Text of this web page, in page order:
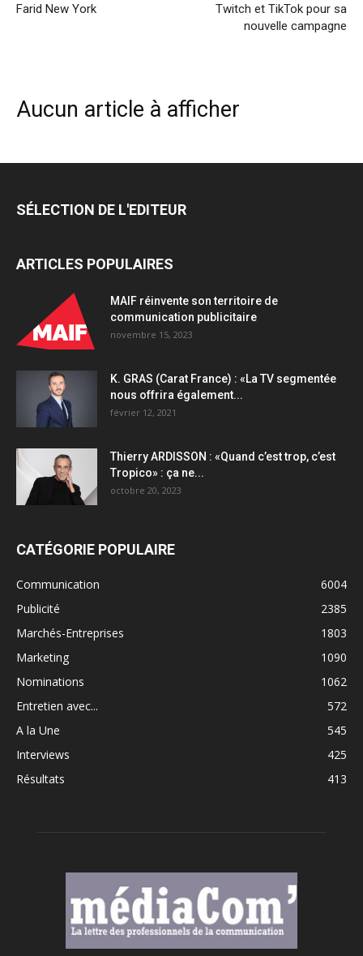
Farid New York
Twitch et TikTok pour sa
nouvelle campagne
Aucun article à afficher
SÉLECTION DE L'EDITEUR
ARTICLES POPULAIRES
MAIF réinvente son territoire de
communication publicitaire
novembre 15, 2023
K. GRAS (Carat France) : «La TV segmentée
nous offrira également...
février 12, 2021
Thierry ARDISSON : «Quand c’est trop, c’est
Tropico» : ça ne...
octobre 20, 2023
CATÉGORIE POPULAIRE
Communication
6004
Publicité
2385
Marchés-Entreprises
1803
Marketing
1090
Nominations
1062
Entretien avec...
572
A la Une
545
Interviews
425
Résultats
413